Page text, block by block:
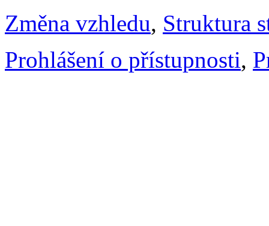
Změna vzhledu, Struktura
Prohlášení o přístupnosti,